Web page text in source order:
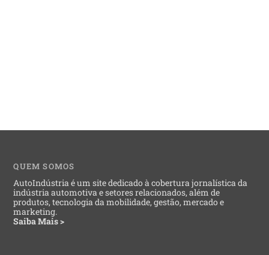
QUEM SOMOS
AutoIndústria é um site dedicado à cobertura jornalística da
indústria automotiva e setores relacionados, além de
produtos, tecnologia da mobilidade, gestão, mercado e
marketing.
Saiba Mais >